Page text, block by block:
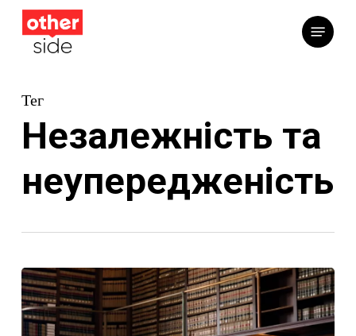
Перейти
основного
Меню
Тег
Незалежність та
неупередженість